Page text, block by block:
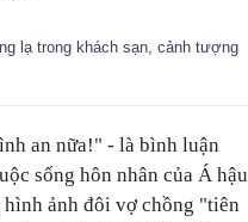
lạ trong khách sạn, cảnh tượng
an nữa!" - là bình luận
sống hôn nhân của Á hậu
ảnh đôi vợ chồng "tiên